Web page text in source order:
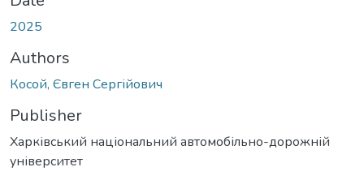
2025
Authors
Косой, Євген Сергійович
Publisher
Харківський національний автомобільно-дорожній
університет